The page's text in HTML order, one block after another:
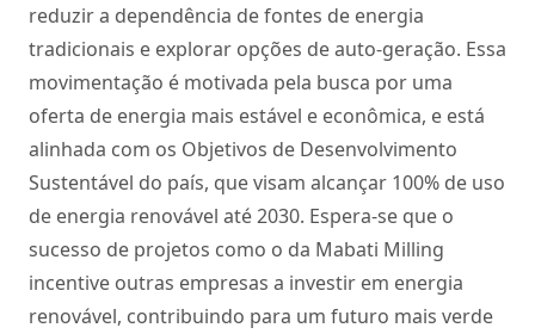
reduzir a dependência de fontes de energia
tradicionais e explorar opções de auto-geração. Essa
movimentação é motivada pela busca por uma
oferta de energia mais estável e econômica, e está
alinhada com os Objetivos de Desenvolvimento
Sustentável do país, que visam alcançar 100% de uso
de energia renovável até 2030. Espera-se que o
sucesso de projetos como o da Mabati Milling
incentive outras empresas a investir em energia
renovável, contribuindo para um futuro mais verde